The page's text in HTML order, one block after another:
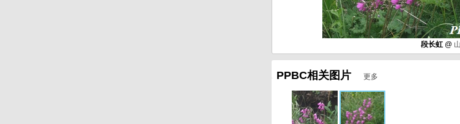
段长虹 @
PPBC相关图片 更多